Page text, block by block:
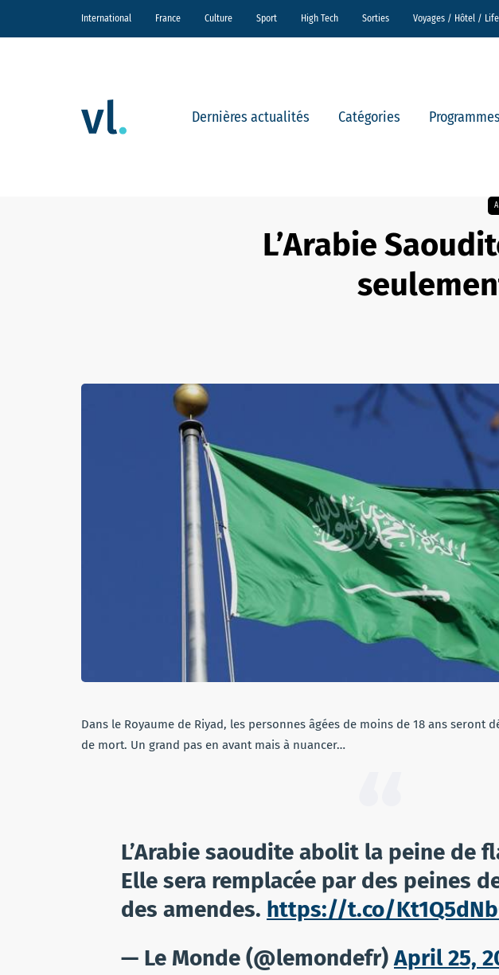
International France Culture Sport High Tech Sorties Voyages / Hôtel /
Dernières actualités Catégories
L’Arabie
Dans le Royaume de Riyad, les personnes âgées de moins de 18 ans seront
de mort. Un grand pas en avant mais à nuancer…
L’Arabie saoudite abolit la peine de
Elle sera remplacée par des peines
des amendes. https://t.co/
— Le Monde (@lemondefr)April 25,